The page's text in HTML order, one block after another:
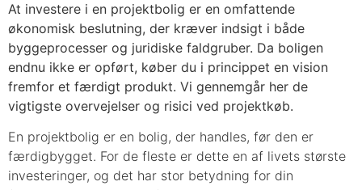
At investere i en projektbolig er en omfattende
økonomisk beslutning, der kræver indsigt i både
byggeprocesser og juridiske faldgruber. Da boligen
endnu ikke er opført, køber du i princippet en vision
fremfor et færdigt produkt. Vi gennemgår her de
vigtigste overvejelser og risici ved projektkøb.
En projektbolig er en bolig, der handles, før den er
færdigbygget. For de fleste er dette en af livets største
investeringer, og det har stor betydning for din